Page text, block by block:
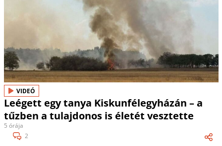
VIDEÓ
Leégett egy tanya Kiskunfélegyházán – a
tűzben a tulajdonos is életét vesztette
5 órája
2